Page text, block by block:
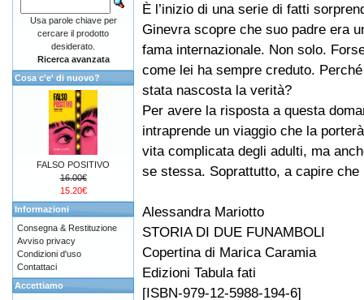
È l’inizio di una serie di fatti
Ginevra scopre che suo padre era
fama internazionale. Non solo.
come lei ha sempre creduto.
stata nascosta la verità?
Per avere la risposta a questa
intraprende un viaggio che la
vita complicata degli adulti, ma
se stessa. Soprattutto, a capire
Alessandra Mariotto
STORIA DI DUE FUNAMBOLI
Copertina di Marica Caramia
Edizioni Tabula fati
[ISBN-979-12-5988-194-6]
Usa parole chiave per
cercare il prodotto
desiderato.
Ricerca avanzata
Cosa c'e' di nuovo?
FALSO POSITIVO
16.00€
15.20€
Informazioni
Consegna & Restituzione
Avviso privacy
Condizioni d'uso
Contattaci
Accettiamo